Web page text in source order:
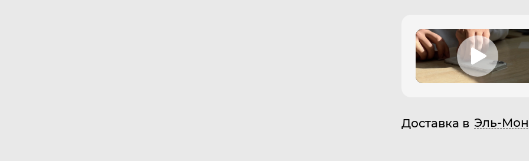
Доставка в Эль-